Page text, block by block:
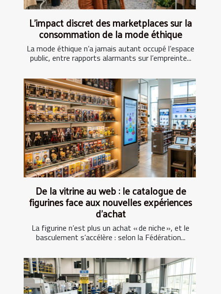
L’impact discret des marketplaces sur la
consommation de la mode éthique
La mode éthique n’a jamais autant occupé l’espace
public, entre rapports alarmants sur l’empreinte...
De la vitrine au web : le catalogue de
figurines face aux nouvelles expériences
d’achat
La figurine n’est plus un achat « de niche », et le
basculement s’accélère : selon la Fédération...